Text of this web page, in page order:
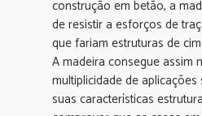
construção em betão, a
de resistir a esforços de
que fariam estruturas de
A madeira consegue assim
multiplicidade de
suas características